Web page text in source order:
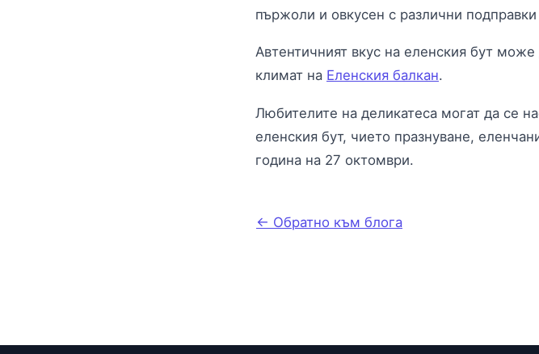
пържоли и овкусен с различни
Автентичният вкус на еленския бут
климат на Еленския балкан.
Любителите на деликатеса могат да се
еленския бут, чието празнуване,
година на 27 октомври.
← Обратно към блога